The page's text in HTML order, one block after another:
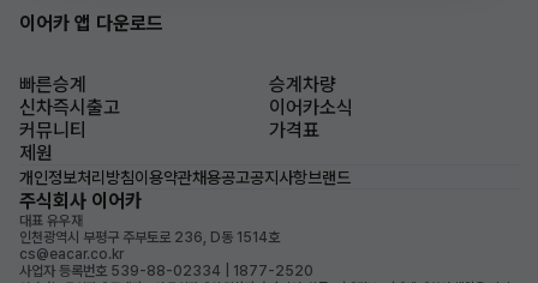
이어카 앱 다운로드
빠른승계
승계차량
신차즉시출고
이어카소식
커뮤니티
가격표
제원
개인정보처리방침이용약관채용공고공지사항브랜드
주식회사 이어카
대표 유우재
인천광역시 부평구 주부토로 236, D동 1514호
cs@eacar.co.kr
사업자 등록번호 539-88-02334 | 1877-2520